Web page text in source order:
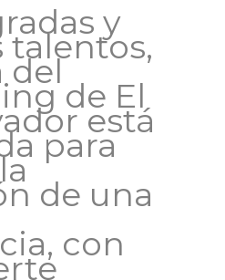
y
talentos,
del
de El
está
para
de una
con